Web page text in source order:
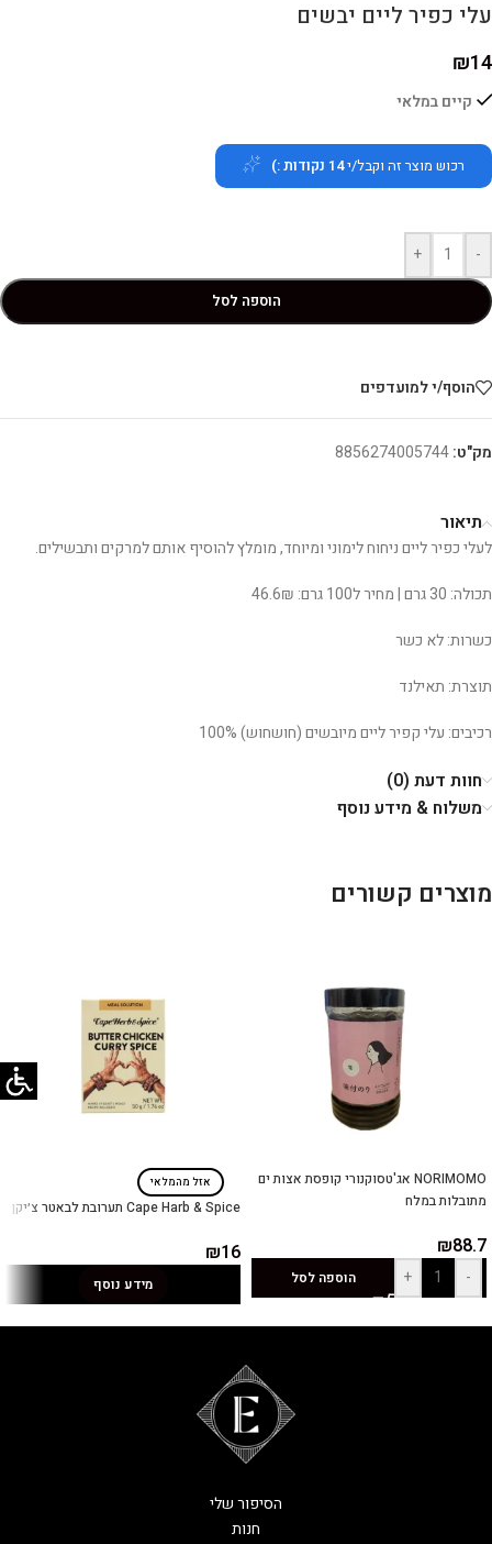
עלי כפיר ליים יבשים
₪14
קיים במלאי
רכוש מוצר זה וקבל/י14 נקודות :)
-
+
הוספה לסל
הוסף/י למועדפים
מק"ט:8856274005744
תיאור
לעלי כפיר ליים ניחוח לימוני ומיוחד, מומלץ להוסיף אותם למרקים ותבשילים.
תכולה: 30 גרם | מחיר ל100 גרם: 46.6₪
כשרות: לא כשר
תוצרת: תאילנד
רכיבים: עלי קפיר ליים מיובשים (חושחוש) 100%
חוות דעת (0)
משלוח & מידע נוסף
מוצרים קשורים
NORIMOMO אג'טסוקנורי קופסת אצות ים
מתובלות במלח
₪88.7
-
+ הוספה לסל
אזל מהמלאי
Cape Harb & Spice תערובת לבאטר צ׳יקן
₪16
מידע נוסף
הסיפור שלי
חנות